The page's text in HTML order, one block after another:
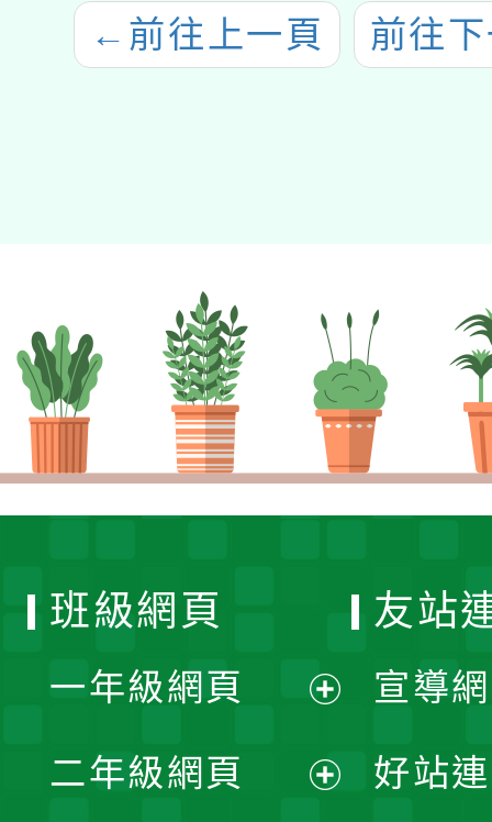
← 前往上一頁 前往
班級網頁
一年級網頁
開
二年級網頁
友站
宣導
好站